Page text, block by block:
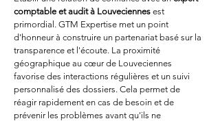
comptable et audit à Louveciennes est
primordial. GTM Expertise met un point
d'honneur à construire un partenariat basé sur la
transparence et l'écoute. La proximité
géographique au cœur de Louveciennes
favorise des interactions régulières et un suivi
personnalisé des dossiers. Cela permet de
réagir rapidement en cas de besoin et de
prévenir les problèmes avant qu'ils ne